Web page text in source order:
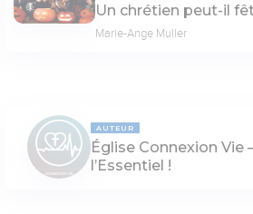
Un chrétien peut-il
Marie-Ange Muller
AUTEUR
Église Connexion Vie
l’Essentiel !